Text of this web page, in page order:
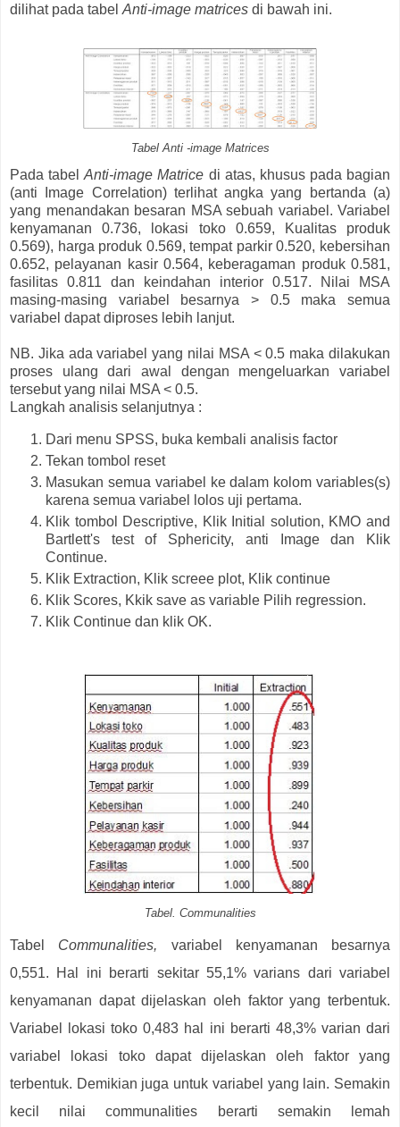
dilihat pada tabel Anti-image matrices di bawah ini.
Tabel Anti -image Matrices
Pada tabelAnti-image Matrice di atas, khusus pada bagian
(anti Image Correlation) terlihat angka yang bertanda (a)
yang menandakan besaran MSA sebuah variabel. Variabel
kenyamanan 0.736, lokasi toko 0.659, Kualitas produk
0.569), harga produk 0.569, tempat parkir 0.520, kebersihan
0.652, pelayanan kasir 0.564, keberagaman produk 0.581,
fasilitas 0.811 dan keindahan interior 0.517. Nilai MSA
masing-masing variabel besarnya > 0.5 maka semua
variabel dapat diproses lebih lanjut.
NB. Jika ada variabel yang nilai MSA < 0.5 maka dilakukan
proses ulang dari awal dengan mengeluarkan variabel
tersebut yang nilai MSA < 0.5.
Langkah analisis selanjutnya :
Dari menu SPSS, buka kembali analisis factor
Tekan tombol reset
Masukan semua variabel ke dalam kolom variables(s)
karena semua variabel lolos uji pertama.
Klik tombol Descriptive, Klik Initial solution, KMO and
Bartlett's test of Sphericity, anti Image dan Klik
Continue.
Klik Extraction, Klik screee plot, Klik continue
Klik Scores, Kkik save as variable Pilih regression.
Klik Continue dan klik OK.
Tabel. Communalities
Tabel Communalities, variabel kenyamanan besarnya
0,551. Hal ini berarti sekitar 55,1% varians dari variabel
kenyamanan dapat dijelaskan oleh faktor yang terbentuk.
Variabel lokasi toko 0,483 hal ini berarti 48,3% varian dari
variabel lokasi toko dapat dijelaskan oleh faktor yang
terbentuk. Demikian juga untuk variabel yang lain. Semakin
kecil nilai communalities berarti semakin lemah